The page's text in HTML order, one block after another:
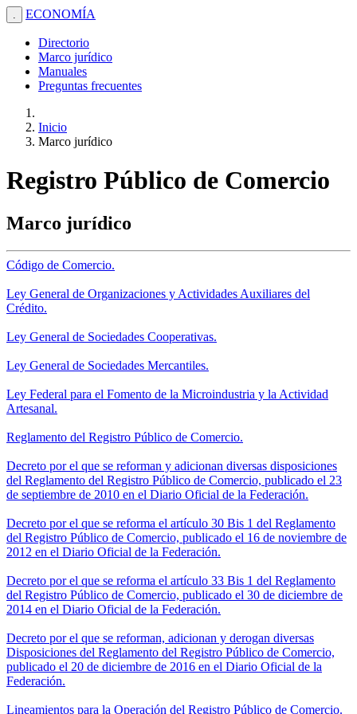
. ECONOMÍA
Directorio
Marco jurídico
Manuales
Preguntas frecuentes
Inicio
Marco jurídico
Registro Público de Comercio
Marco jurídico
Código de Comercio.
Ley General de Organizaciones y Actividades Auxiliares del
Crédito.
Ley General de Sociedades Cooperativas.
Ley General de Sociedades Mercantiles.
Ley Federal para el Fomento de la Microindustria y la Actividad
Artesanal.
Reglamento del Registro Público de Comercio.
Decreto por el que se reforman y adicionan diversas disposiciones
del Reglamento del Registro Público de Comercio, publicado el 23
de septiembre de 2010 en el Diario Oficial de la Federación.
Decreto por el que se reforma el artículo 30 Bis 1 del Reglamento
del Registro Público de Comercio, publicado el 16 de noviembre de
2012 en el Diario Oficial de la Federación.
Decreto por el que se reforma el artículo 33 Bis 1 del Reglamento
del Registro Público de Comercio, publicado el 30 de diciembre de
2014 en el Diario Oficial de la Federación.
Decreto por el que se reforman, adicionan y derogan diversas
Disposiciones del Reglamento del Registro Público de Comercio,
publicado el 20 de diciembre de 2016 en el Diario Oficial de la
Federación.
Lineamientos para la Operación del Registro Público de Comercio.